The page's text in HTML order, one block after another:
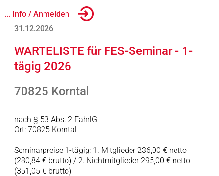
... Info / Anmelden
31.12.2026
WARTELISTE für FES-Seminar - 1-
tägig 2026
70825 Korntal
nach § 53 Abs. 2 FahrlG
Ort: 70825 Korntal
Seminarpreise 1-tägig: 1. Mitglieder 236,00 € netto
(280,84 € brutto) / 2. Nichtmitglieder 295,00 € netto
(351,05 € brutto)